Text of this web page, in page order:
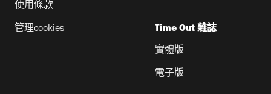
使用條款
管理cookies Time Out 雜誌
實體版
電子版